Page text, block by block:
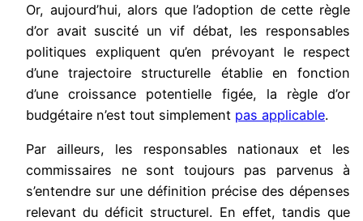
Or, aujourd’hui, alors que l’adoption de cette règle
d’or avait suscité un vif débat, les responsables
politiques expliquent qu’en prévoyant le respect
d’une trajectoire structurelle établie en fonction
d’une croissance potentielle figée, la règle d’or
budgétaire n’est tout simplement pas applicable.
Par ailleurs, les responsables nationaux et les
commissaires ne sont toujours pas parvenus à
s’entendre sur une définition précise des dépenses
relevant du déficit structurel. En effet, tandis que